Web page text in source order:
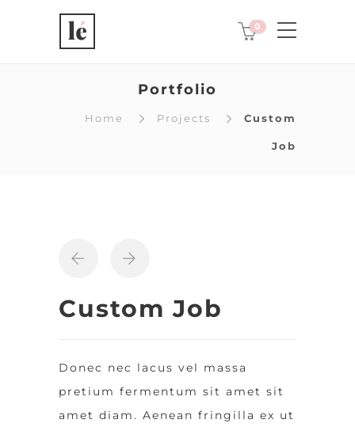
0
Portfolio
Home Projects Custom
Job
Custom Job
Donec nec lacus vel massa
pretium fermentum sit amet sit
amet diam. Aenean fringilla ex ut